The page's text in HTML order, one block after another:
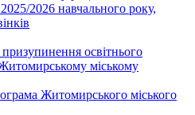
2026 навчального року,
освітнього
міському
Житомирського міського